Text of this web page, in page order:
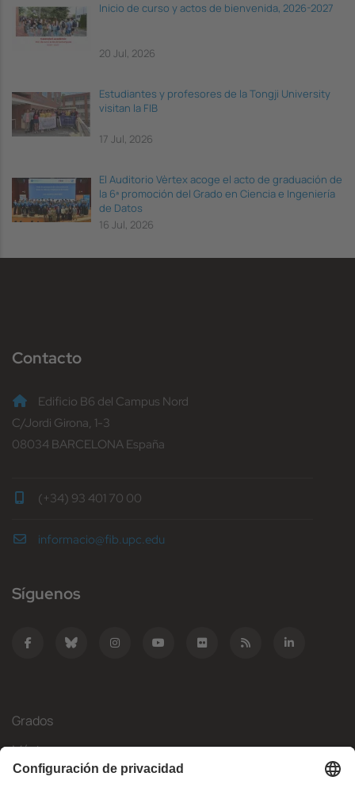
Inicio de curso y actos de bienvenida, 2026-2027
20 Jul, 2026
Estudiantes y profesores de la Tongji University
visitan la FIB
17 Jul, 2026
El Auditorio Vèrtex acoge el acto de graduación de
la 6ª promoción del Grado en Ciencia e Ingeniería
de Datos
16 Jul, 2026
Contacto
Edificio B6 del Campus Nord
C/Jordi Girona, 1-3
08034 BARCELONA España
(+34) 93 401 70 00
informacio@fib.upc.edu
Síguenos
Grados
Másteres
Movilidad Internacional